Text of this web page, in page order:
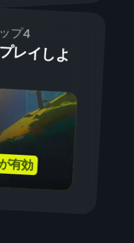
プ4
レイしよ
有効